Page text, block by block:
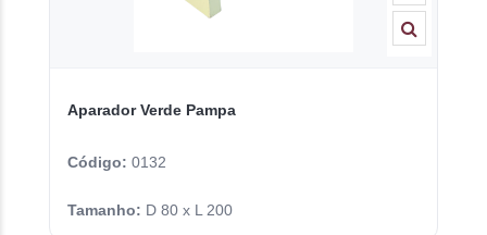
Aparador Verde Pampa
Código: 0132
Tamanho: D 80 x L 200